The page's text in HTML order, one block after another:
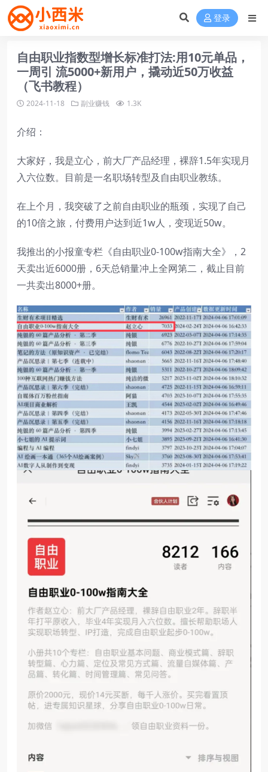
登录
自由职业指数型增长标准打法:用10元单品，
一周引 流5000+新用户，撬动近50万收益
（飞书教程）
2024-11-18 副业赚钱 1.3K
介绍：
大家好，我是立心，前大厂产品经理，裸辞1.5年实现月
入六位数。目前是一名职场转型及自由职业教练。
在上个月，我突破了之前自由职业的瓶颈，实现了自己
的10倍之旅，付费用户达到近1w人，变现近50w。
我推出的小报童专栏《自由职业0-100w指南大全》，2
天卖出近6000册，6天总销量冲上全网第二，截止目前
一共卖出8000+册。